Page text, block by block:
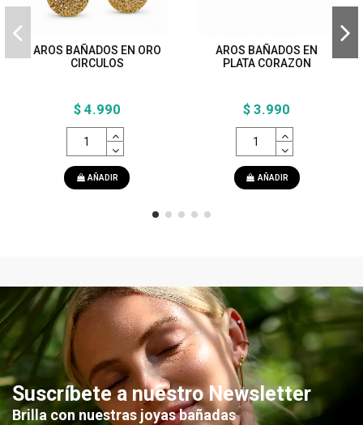
AROS BAÑADOS EN ORO
CIRCULOS
$ 4.990
AÑADIR
AROS BAÑADOS EN
PLATA CORAZON
$ 3.990
AÑADIR
Suscríbete a nuestro Newsletter
Brilla con nuestras joyas bañadas